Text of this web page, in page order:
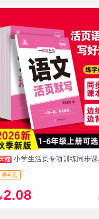
小学生活页专项训练同步课
】
券4元
2.08